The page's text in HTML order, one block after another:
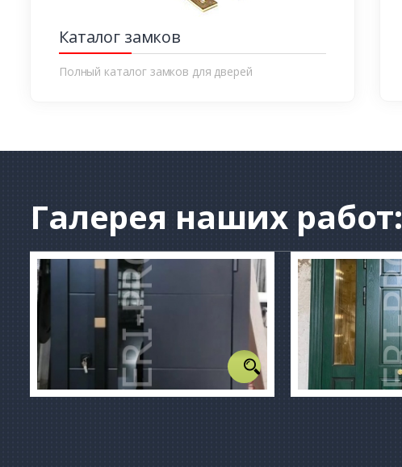
Каталог замков
Полный каталог замков для дверей
Галерея наших работ: